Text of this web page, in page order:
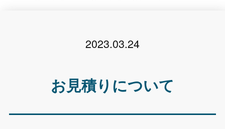
2023.03.24
お見積りについて